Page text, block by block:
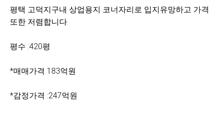
평택 고덕지구내 상업용지 코너자리로 입지유망하고 가격
또한 저렴합니다.
평수 :420평
*매매가격 183억원
*감정가격 :247억원